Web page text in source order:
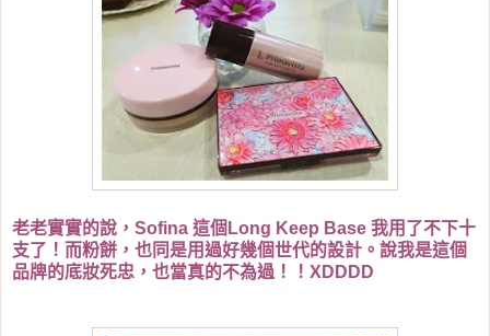
老老實實的說，Sofina 這個Long Keep Base 我用了不下十
支了！而粉餅，也同是用過好幾個世代的設計。說我是這個
品牌的底妝死忠，也當真的不為過！！XDDDD